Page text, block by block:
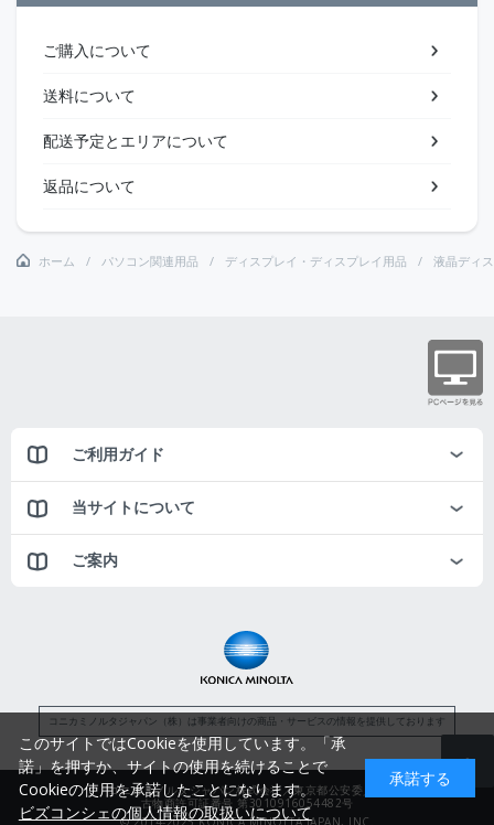
ご購入について
送料について
配送予定とエリアについて
返品について
ホーム パソコン関連用品 ディスプレイ・ディスプレイ用品 液晶ディ
ご利用ガイド
当サイトについて
ご案内
コニカミノルタジャパン（株）は事業者向けの商品・サービスの情報を提供しております
コニカミノルタジャパン株式会社／東京都公安委員会
古物商許可証番号 第3010916054482号
© 2014-2025 KONICA MINOLTA JAPAN, INC.
このサイトではCookieを使用しています。「承
諾」を押すか、サイトの使用を続けることで
Cookieの使用を承諾したことになります。
ビズコンシェの個人情報の取扱いについて
承諾する